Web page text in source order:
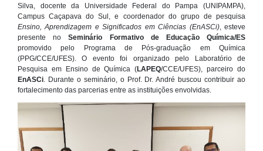
Silva, docente da Universidade Federal do Pampa (UNIPAMPA),
Campus Caçapava do Sul, e coordenador do grupo de pesquisa
Ensino, Aprendizagem e Significados em Ciências (EnASCi), esteve
presente noSeminário Formativo de Educação Química/ES
promovido pelo Programa de Pós-graduação em Química
(PPG/CCE/UFES). O evento foi organizado pelo Laboratório de
Pesquisa em Ensino de Química (LAPEQ/CCE/UFES), parceiro do
EnASCi. Durante o seminário, o Prof. Dr. André buscou contribuir ao
fortalecimento das parcerias entre as instituições envolvidas.